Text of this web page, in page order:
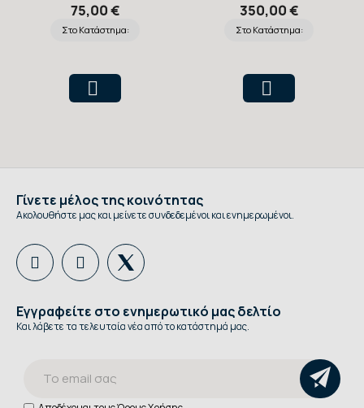
75,00 €
Στο Κατάστημα:
43cm 24''
350,00 €
Στο Κατάστημα:
Γίνετε μέλος της κοινότητας
Ακολουθήστε μας και μείνετε συνδεδεμένοι και ενημερωμένοι.
Εγγραφείτε στο ενημερωτικό μας δελτίο
Και λάβετε τα τελευταία νέα από το κατάστημά μας.